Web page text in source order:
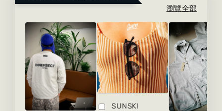
瀏覽全部
SUNSKI